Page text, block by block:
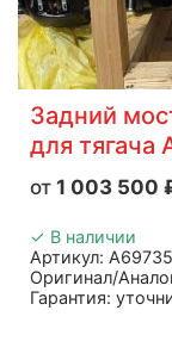
Задний
для тягача
1 003 500
✓ В наличии
Артикул:
Оригинал/
Гарантия: